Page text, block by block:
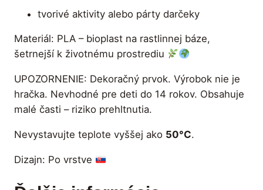
tvorivé aktivity alebo párty darčeky
Materiál: PLA – bioplast na rastlinnej báze,
šetrnejší k životnému prostrediu
UPOZORNENIE: Dekoračný prvok. Výrobok nie je
hračka. Nevhodné pre deti do 14 rokov. Obsahuje
malé časti – riziko prehltnutia.
Nevystavujte teplote vyššej ako 50°C.
Dizajn: Po vrstve